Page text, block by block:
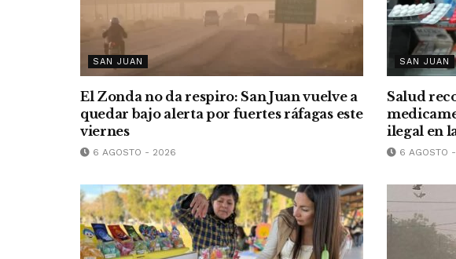
SAN JUAN
El Zonda no da respiro: San Juan vuelve a
quedar bajo alerta por fuertes ráfagas este
viernes
6 AGOSTO - 2026
SAN JUAN
Salud
ilegal en
6 AGOSTO